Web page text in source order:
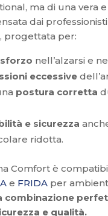
ma di una vera
dai
progettata per:
nell’alzarsi e
eccessive
postura corretta
e sicurezza
ridotta.
Comfort è
e FRIDAper
combinazione
e qualità.